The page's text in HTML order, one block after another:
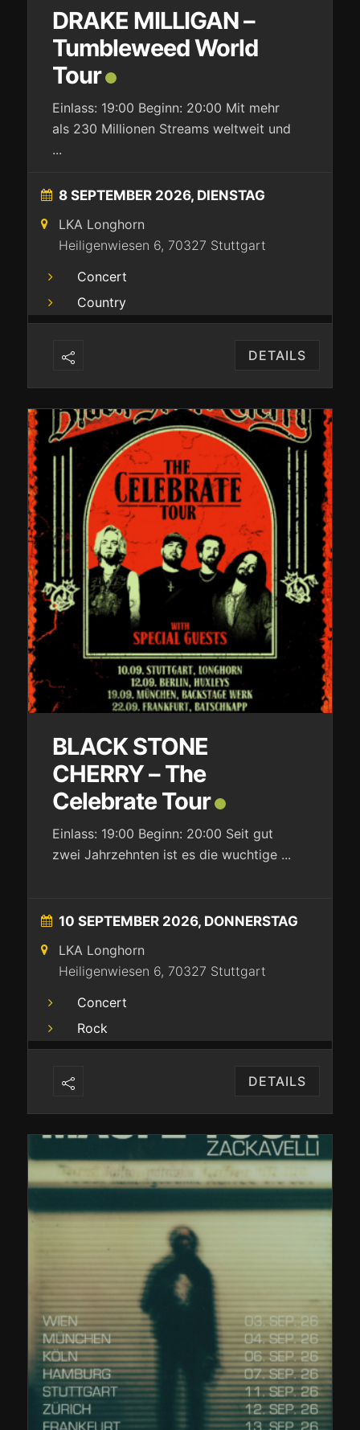
DRAKE MILLIGAN –
Tumbleweed World
Tour
Einlass: 19:00 Beginn: 20:00 Mit mehr
als 230 Millionen Streams weltweit und
...
8 SEPTEMBER 2026, DIENSTAG
LKA Longhorn
Heiligenwiesen 6, 70327 Stuttgart
Concert
Country
DETAILS
BLACK STONE
CHERRY – The
Celebrate Tour
Einlass: 19:00 Beginn: 20:00 Seit gut
zwei Jahrzehnten ist es die wuchtige ...
10 SEPTEMBER 2026, DONNERSTAG
LKA Longhorn
Heiligenwiesen 6, 70327 Stuttgart
Concert
Rock
DETAILS